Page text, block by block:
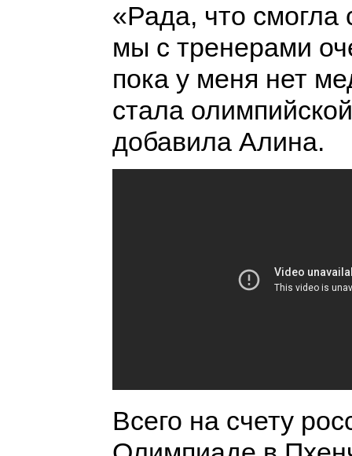
«Рада, что смогла
мы с тренерами
пока у меня нет
стала
добавила Алина.
Всего на счету